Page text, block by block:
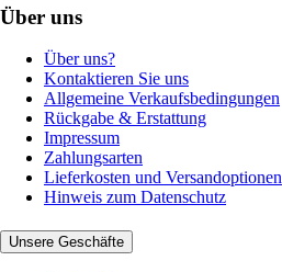
Über uns
Über uns?
Kontaktieren Sie uns
Allgemeine Verkaufsbedingungen
Rückgabe & Erstattung
Impressum
Zahlungsarten
Lieferkosten und Versandoptionen
Hinweis zum Datenschutz
Unsere Geschäfte